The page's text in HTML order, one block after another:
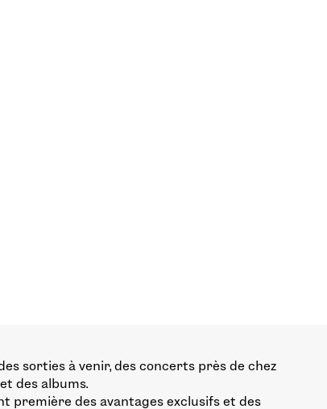
sorties à venir, des concerts près de chez
des albums.
première des avantages exclusifs et des